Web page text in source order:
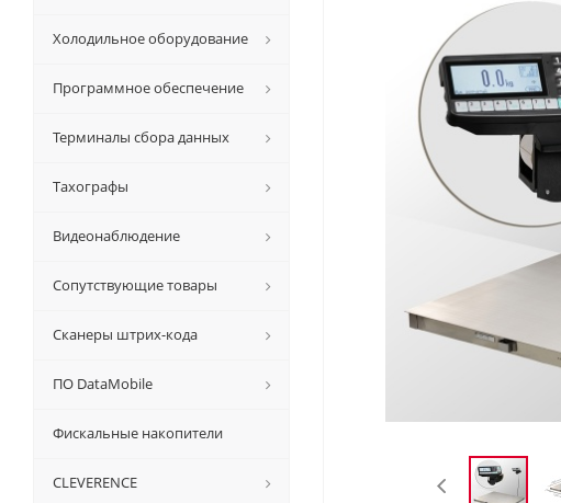
Холодильное оборудование
Программное обеспечение
Терминалы сбора данных
Тахографы
Видеонаблюдение
Сопутствующие товары
Сканеры штрих-кода
ПО DataMobile
Фискальные накопители
CLEVERENCE